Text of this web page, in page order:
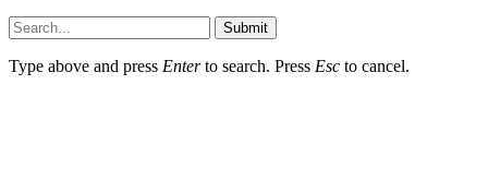
Submit
Type above and press Enterto search. Press Esc to cancel.